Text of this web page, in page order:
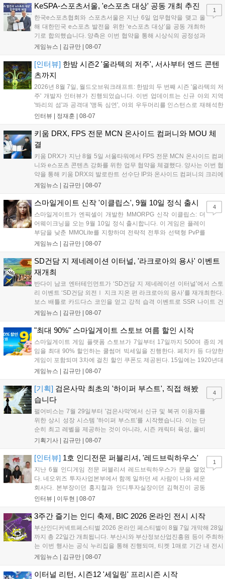
입니다. 시연 참여 관람객에게는 선착순으로 특별 굿즈를 증정하며, 인
KeSPA-스포츠서울, 'e스포츠 대상' 공동 개최 추진
한국e스포츠협회와 스포츠서울은 지난 6일 업무협약을 맺고 올
해 대한민국 e스포츠 발전을 위한 ‘e스포츠 대상’을 공동 개최하
기로 합의했습니다. 양측은 이번 협약을 통해 시상식의 공정성과
전문성을 강화하고 MZ세대를 겨냥한 미디어 영향력을 확대해 e
김영만 회장은 10년 만에 재추진되는 이번 시상식이 e스포츠의
성과와 가치를 널리 알리는 권위 있는 행사가 되도록 노력하겠다
고 밝혔습니다....
게임뉴스 | 김규만 | 08-07
1
[인터뷰] 한밤 시즌2 '울라텍의 저주', 서사부터 엔드 콘텐
츠까지
2026년 8월 7일, 월드오브워크래프트: 한밤의 두 번째 시즌 '울라텍의 저
주' 개발자 인터뷰가 진행되었습니다. 이번 업데이트는 신규 야외 지역
'똬리의 섬'과 공격대 '맹독 심연', 야외 우두머리를 인스턴스로 재해석한
'소굴'을 포함합니다. 개발진은 하우징 시스템 개선 및 신화+ 던전 로테이
를 표했습니다....
인터뷰 | 정재훈 | 08-07
키움 DRX, FPS 전문 MCN 온사이드 컴퍼니와 MOU 체
결
키움 DRX가 지난 8월 5일 서울타워에서 FPS 전문 MCN 온사이드 컴퍼
니와 e스포츠 콘텐츠 강화를 위한 업무 협약을 체결했다. 양사는 이번 협
약을 통해 키움 DRX의 발로란트 선수단 IP와 온사이드 컴퍼니의 크리에
이터 네트워크를 결합하여 정규 및 특별 콘텐츠를 공동 기획한다. 또한
오프라인 연계 프로그램을 순차적으로 선보이며 e스포츠 생태계 확장에
게임뉴스 | 김규만 | 08-07
스마일게이트 신작 '이클립스', 9월 10일 정식 출시
스마일게이트가 엔픽셀이 개발한 MMORPG 신작 이클립스: 더
어웨이크닝을 오는 9월 10일 정식 출시합니다. 이 게임은 플레이
부담을 낮춘 MMOLite를 지향하며 전략적 전투와 선택형 PvP를
특징으로 합니다. 현재 공식 홈페이지와 앱 마켓에서 사전등록을
니다. 또한 카카오톡 채널 추가 시 주차별 스페셜 쿠폰과 한정 스
킨, 경품 이벤트 등 풍성한 혜택을 마련해 이용자들의 기대를 모
으고 있습니다....
게임뉴스 | 김규만 | 08-07
4
SD건담 지 제네레이션 이터널, '라크로아의 용사' 이벤트
재개최
반다이 남코 엔터테인먼트가 ‘SD건담 지 제네레이션 이터널’에서 스토
리 이벤트 ‘SD건담 외전Ⅰ 지크 지온 편 라크로아의 용사’를 재개최한다.
보스 배틀로 카드다스 코인을 얻고 강적 습격 이벤트로 SSR 나이트 건
담을 획득할 수 있다. 로그인 보너스로 최대 다이아 3,000개를 지급하며,
원 증정한다. 또한 9월 30일까지 공식 유튜브에서 특별 프로그램을 시청
게임뉴스 | 김규만 | 08-07
"최대 90%" 스마일게이트 스토브 여름 할인 시작
스마일게이트 게임 플랫폼 스토브가 7일부터 17일까지 500여 종의 게
임을 최대 90% 할인하는 쿨썸머 빅세일을 진행한다. 페치카 등 다양한
게임이 포함되며 3차에 걸친 할인 쿠폰도 제공된다. 15일에는 1920년대
경성 배경의 신작 그날의 신문이 출시되며, 15일부터 17일까지는 국내
은 공식 페이지에서 확인 가능하다....
게임뉴스 | 김규만 | 08-07
[기획] 검은사막 최초의 '하이퍼 부스트', 직접 해봤
습니다
펄어비스는 7월 29일부터 '검은사막'에서 신규 및 복귀 이용자를
위한 상시 성장 시스템 '하이퍼 부스트'를 시작했습니다. 이는 단
순히 최고 레벨을 제공하는 것이 아니라, 시즌 캐릭터 육성, 올비
아 아카데미 수료, 아침의 나라 설화 진행 등 4단계 과정을 통해
용자는 과제를 완수하며 동(V) 투발라 장비와 검은별 무기, 카라
기획기사 | 김규만 | 08-07
4
[인터뷰] 1호 인디전문 퍼블리셔, '레드브릭하우스'
지난 6월 인디게임 전문 퍼블리셔 레드브릭하우스가 문을 열었
다. 네오위즈 투자사업본부에서 함께 일하던 세 사람이 나와 세운
회사다. 본부장이던 홍지철과 인디투자실장이던 김혁진이 공동
대표를, 중국사업실장이던 이민정이 이사를 맡았다. 출범 한 달여
피털의 재무적 투자가 연달아 들어왔다. 서비스 중인...
인터뷰 | 이두현 | 08-07
1
3주간 즐기는 인디 축제, BIC 2026 온라인 전시 시작
부산인디커넥트페스티벌 2026 온라인 페스티벌이 8월 7일 개막해 28일
까지 총 22일간 개최됩니다. 부산시와 부산정보산업진흥원 등이 주최하
는 이번 행사는 공식 누리집을 통해 진행되며, 티켓 1매로 기간 내 전시
작을 제한 없이 체험할 수 있습니다. 일반 및 루키 부문 등 다양한 인디게
세계 누구나 참여 가능한 이번 행사는 역대 최대 규모로 열려 인디게임
게임뉴스 | 김규만 | 08-07
이터널 리턴, 시즌12 '세일링' 프리시즌 시작